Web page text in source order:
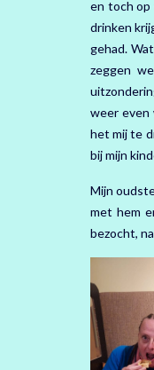
en toch op
drinken
gehad.
zeggen
weer even
het mij te
bij mijn
Mijn
met hem
bezocht,